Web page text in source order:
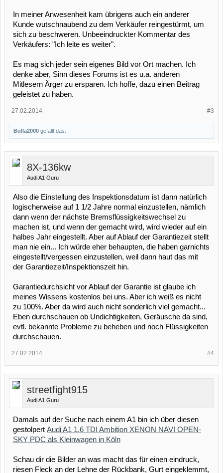
In meiner Anwesenheit kam übrigens auch ein anderer
Kunde wutschnaubend zu dem Verkäufer reingestürmt, um
sich zu beschweren. Unbeeindruckter Kommentar des
Verkäufers: "Ich leite es weiter".
Es mag sich jeder sein eigenes Bild vor Ort machen. Ich
denke aber, Sinn dieses Forums ist es u.a. anderen
Mitlesern Ärger zu ersparen. Ich hoffe, dazu einen Beitrag
geleistet zu haben.
#3
27.02.2014
Bulla2000 gefällt das.
8X-136kw
Audi A1 Guru
Also die Einstellung des Inspektionsdatum ist dann natürlich
logischerweise auf 1 1/2 Jahre normal einzustellen, nämlich
dann wenn der nächste Bremsflüssigkeitswechsel zu
machen ist, und wenn der gemacht wird, wird wieder auf ein
halbes Jahr eingestellt. Aber auf Ablauf der Garantiezeit stellt
man nie ein... Ich würde eher behaupten, die haben garnichts
eingestellt/vergessen einzustellen, weil dann haut das mit
der Garantiezeit/Inspektionszeit hin.
Garantiedurchsicht vor Ablauf der Garantie ist glaube ich
meines Wissens kostenlos bei uns. Aber ich weiß es nicht
zu 100%. Aber da wird auch nicht sonderlich viel gemacht...
Eben durchschauen ob Undichtigkeiten, Geräusche da sind,
evtl. bekannte Probleme zu beheben und noch Flüssigkeiten
durchschauen.
#4
27.02.2014
streetfight915
Audi A1 Guru
Damals auf der Suche nach einem A1 bin ich über diesen
gestolpert Audi A1 1.6 TDI Ambition XENON NAVI OPEN-
SKY PDC als Kleinwagen in Köln
Schau dir die Bilder an was macht das für einen eindruck,
riesen Fleck an der Lehne der Rückbank, Gurt eingeklemmt,